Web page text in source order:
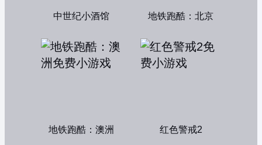
中世纪小酒馆 地铁跑酷：北京
地铁跑酷：澳洲 红色警戒2